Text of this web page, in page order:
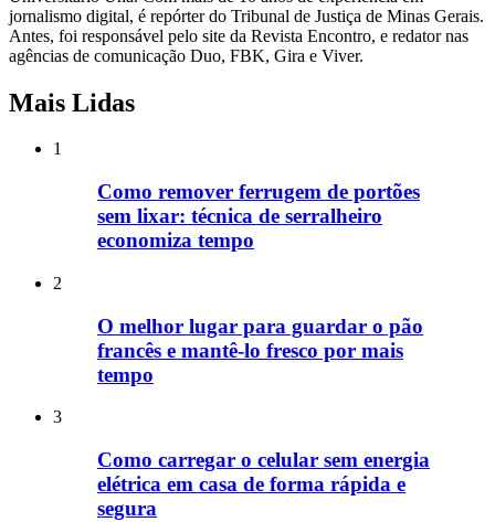
jornalismo digital, é repórter do Tribunal de Justiça de Minas Gerais.
Antes, foi responsável pelo site da Revista Encontro, e redator nas
agências de comunicação Duo, FBK, Gira e Viver.
Mais Lidas
1
Como remover ferrugem de portões
sem lixar: técnica de serralheiro
economiza tempo
2
O melhor lugar para guardar o pão
francês e mantê-lo fresco por mais
tempo
3
Como carregar o celular sem energia
elétrica em casa de forma rápida e
segura